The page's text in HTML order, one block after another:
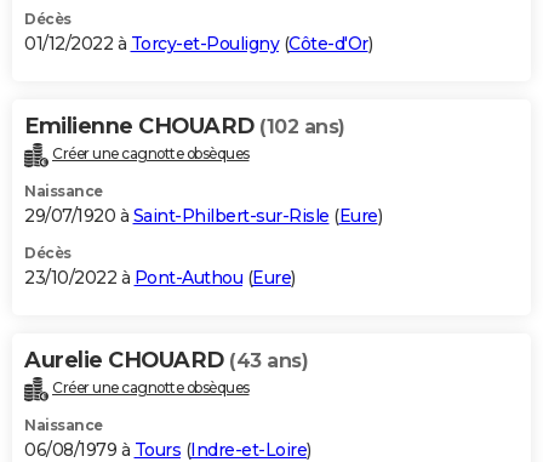
Décès
01/12/2022 à Torcy-et-Pouligny(Côte-d'Or)
Emilienne CHOUARD (102 ans)
Créer une cagnotte obsèques
Naissance
29/07/1920 à Saint-Philbert-sur-Risle (Eure)
Décès
23/10/2022 à Pont-Authou (Eure)
Aurelie CHOUARD (43 ans)
Créer une cagnotte obsèques
Naissance
06/08/1979 à Tours (Indre-et-Loire)